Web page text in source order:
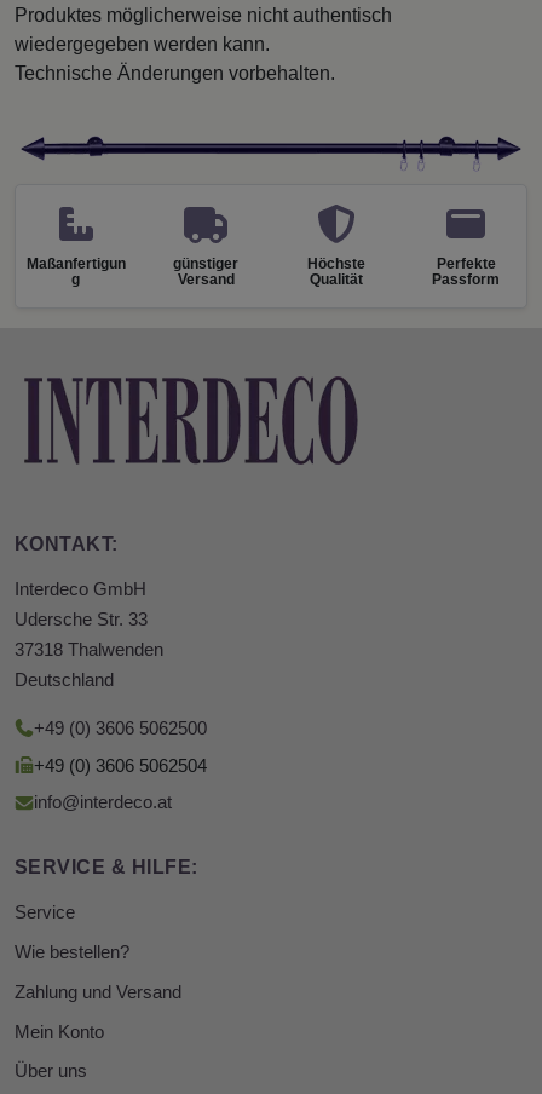
Produktes möglicherweise nicht authentisch
wiedergegeben werden kann.
Technische Änderungen vorbehalten.
Maßanfertigun
g
günstiger
Versand
Höchste
Qualität
Perfekte
Passform
KONTAKT:
Interdeco GmbH
Udersche Str. 33
37318 Thalwenden
Deutschland
+49 (0) 3606 5062500
+49 (0) 3606 5062504
info@interdeco.at
SERVICE & HILFE:
Service
Wie bestellen?
Zahlung und Versand
Mein Konto
Über uns